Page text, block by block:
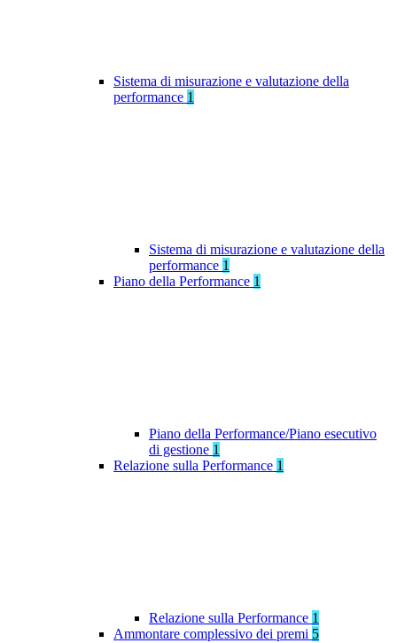
Sistema di misurazione e valutazione della
performance 1
Sistema di misurazione e valutazione della
performance 1
Piano della Performance 1
Piano della Performance/Piano esecutivo
di gestione 1
Relazione sulla Performance 1
Relazione sulla Performance 1
Ammontare complessivo dei premi 5